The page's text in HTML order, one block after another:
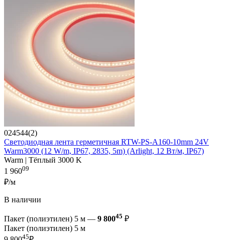
024544(2)
Светодиодная лента герметичная RTW-PS-A160-10mm 24V
Warm3000 (12 W/m, IP67, 2835, 5m) (Arlight, 12 Вт/м, IP67)
Warm | Тёплый 3000 K
1 96009
₽/м
В наличии
Пакет (полиэтилен) 5 м — 9 80045 ₽
Пакет (полиэтилен) 5 м
45